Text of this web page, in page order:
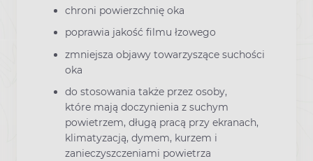
chroni powierzchnię oka
poprawia jakość filmu łzowego
zmniejsza objawy towarzyszące suchości
oka
do stosowania także przez osoby,
które mają doczynienia z suchym
powietrzem, długą pracą przy ekranach,
klimatyzacją, dymem, kurzem i
zanieczyszczeniami powietrza